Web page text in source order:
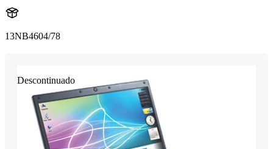
13NB4604/78
Descontinuado